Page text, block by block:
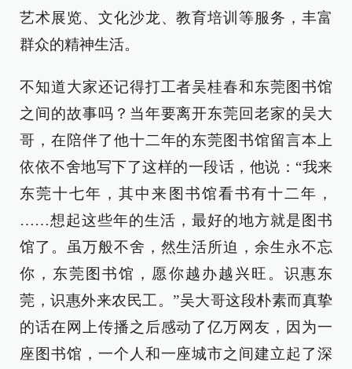
艺术展览、文化沙龙、教育培训等服务，丰富
群众的精神生活。
不知道大家还记得打工者吴桂春和东莞图书馆
之间的故事吗？当年要离开东莞回老家的吴大
哥，在陪伴了他十二年的东莞图书馆留言本上
依依不舍地写下了这样的一段话，他说：“我来
东莞十七年，其中来图书馆看书有十二年，
……想起这些年的生活，最好的地方就是图书
馆了。虽万般不舍，然生活所迫，余生永不忘
你，东莞图书馆，愿你越办越兴旺。识惠东
莞，识惠外来农民工。”吴大哥这段朴素而真挚
的话在网上传播之后感动了亿万网友，因为一
座图书馆，一个人和一座城市之间建立起了深